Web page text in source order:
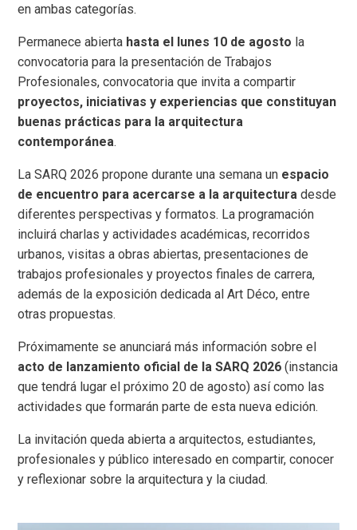
en ambas categorías.
Permanece abierta hasta el lunes 10 de agosto la
convocatoria para la presentación de Trabajos
Profesionales, convocatoria que invita a compartir
proyectos, iniciativas y experiencias que constituyan
buenas prácticas para la arquitectura
contemporánea.
La SARQ 2026 propone durante una semana un espacio
de encuentro para acercarse a la arquitectura desde
diferentes perspectivas y formatos. La programación
incluirá charlas y actividades académicas, recorridos
urbanos, visitas a obras abiertas, presentaciones de
trabajos profesionales y proyectos finales de carrera,
además de la exposición dedicada al Art Déco, entre
otras propuestas.
Próximamente se anunciará más información sobre el
acto de lanzamiento oficial de la SARQ 2026 (instancia
que tendrá lugar el próximo 20 de agosto) así como las
actividades que formarán parte de esta nueva edición.
La invitación queda abierta a arquitectos, estudiantes,
profesionales y público interesado en compartir, conocer
y reflexionar sobre la arquitectura y la ciudad.